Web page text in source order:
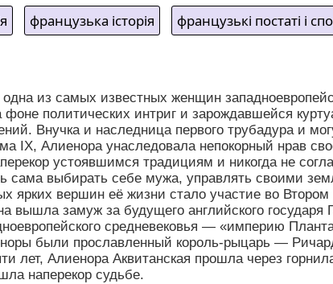
французька історія французькі постаті і
из самых известных женщин
политических интриг и зарождавшейся
Внучка и наследница первого трубадура и
IX, Алиенора унаследовала непокорный нрав
устоявшимся традициям и никогда не
сама выбирать себе мужа, управлять своими
ярких вершин её жизни стало участие во
вышла замуж за будущего английского государя
средневековья — «империю
были прославленный король-рыцарь —
лет, Алиенора Аквитанская прошла через
наперекор судьбе.